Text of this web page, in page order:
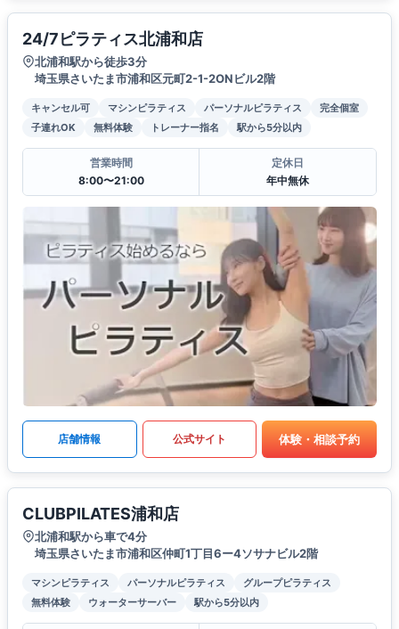
24/7ピラティス北浦和店
北浦和駅から徒歩3分
埼玉県さいたま市浦和区元町2-1-2ONビル2階
キャンセル可 マシンピラティス パーソナルピラティス
完全個室
子連れOK
無料体験 トレーナー指名 駅から5分以内
営業時間
8:00〜21:00
定休日
年中無休
店舗情報 公式サイト 体験・相談予約
CLUBPILATES浦和店
北浦和駅から車で4分
埼玉県さいたま市浦和区仲町1丁目6ー4ソサナビル2階
マシンピラティス パーソナルピラティス
グループピラティス
無料体験
ウォーターサーバー 駅から5分以内